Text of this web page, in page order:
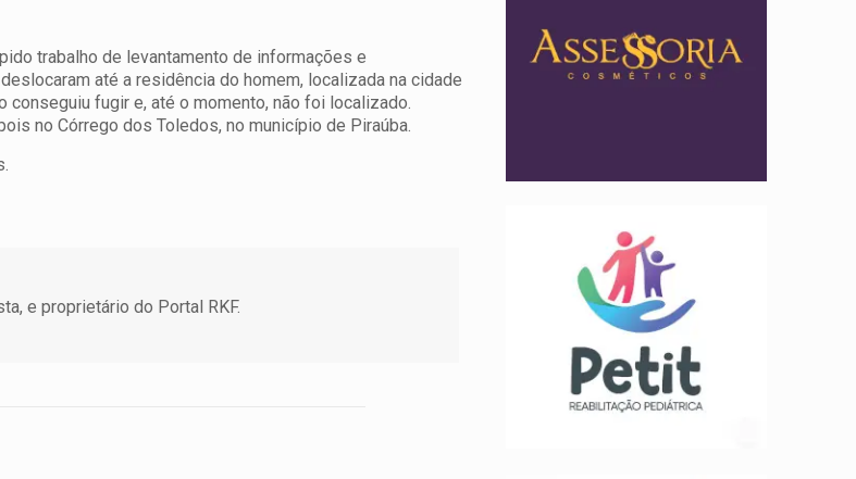
trabalho de levantamento de informações e
até a residência do homem, localizada na cidade
conseguiu fugir e, até o momento, não foi localizado.
no Córrego dos Toledos, no município de Piraúba.
e proprietário do Portal RKF.